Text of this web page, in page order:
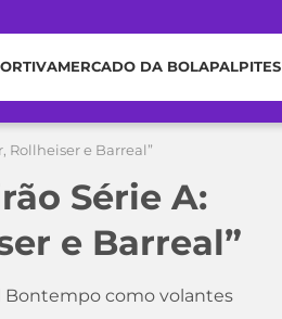
MERCADO DA BOLAPALPITES
Rollheiser e Barreal”
Série A:
e Barreal”
Bontempo como volantes